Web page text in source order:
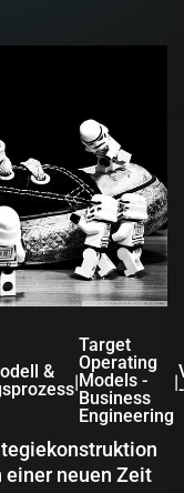
&
|
Target
Operating
Models -
Business
Engineering
|
neuen Zeit